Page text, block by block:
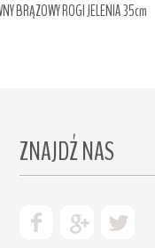
BRĄZOWY ROGI JELENIA 35cm
ZNAJDŹ NAS